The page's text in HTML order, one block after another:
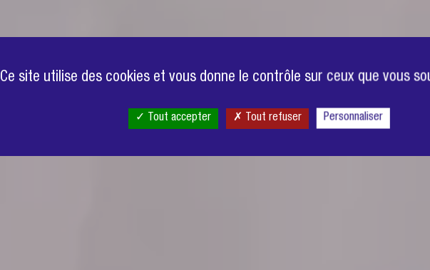
Ce site utilise des cookies et vous donne le contrôle sur ceux que vous
Tout accepter Tout refuser Personnaliser